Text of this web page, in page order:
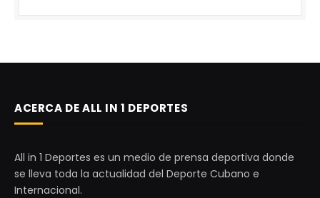
ACERCA DE ALL IN 1 DEPORTES
All in 1 Deportes es un medio de prensa deportiva donde
se lleva toda la actualidad del Deporte Cubano e
Internacional.